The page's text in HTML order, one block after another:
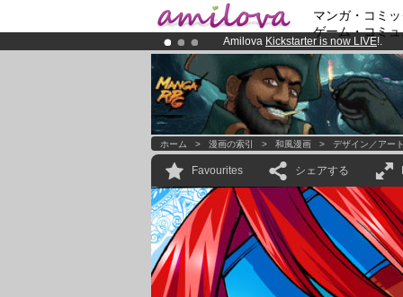
マンガ・コミッ
ゲーム・コミ
Amilova Kickstarter is now LIVE!.
Already 100000membersand 1000
Premium membership from3.95 euros
ホーム > 漫画の索引 > 和風漫画 > デザイン／アー
Favourites シェアする